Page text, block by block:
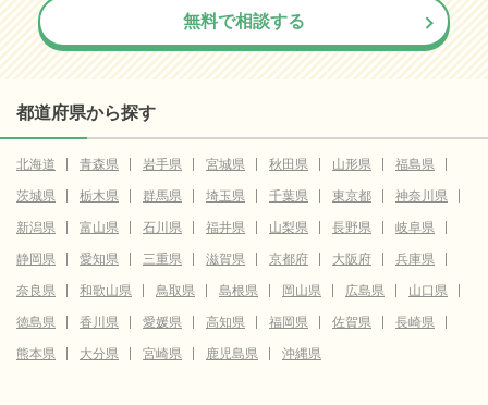
無料で相談する
都道府県から探す
北海道 青森県 岩手県 宮城県 秋田県 山形県
福島県
茨城県
栃木県 群馬県 埼玉県 千葉県 東京都
神奈川県
新潟県
富山県 石川県 福井県 山梨県 長野県
岐阜県
静岡県
愛知県 三重県 滋賀県 京都府 大阪府
兵庫県
奈良県
和歌山県 鳥取県 島根県 岡山県 広島県
山口県
徳島県
香川県 愛媛県 高知県 福岡県 佐賀県
長崎県
熊本県
大分県 宮崎県 鹿児島県 沖縄県